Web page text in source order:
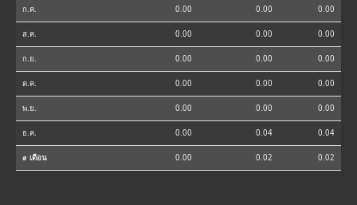
ก.ค. 0.00 0.00 0.00
ส.ค. 0.00 0.00 0.00
ก.ย. 0.00 0.00 0.00
ต.ค. 0.00 0.00 0.00
พ.ย. 0.00 0.00 0.00
ธ.ค. 0.00 0.04 0.04
⌀ เดือน 0.00 0.02 0.02